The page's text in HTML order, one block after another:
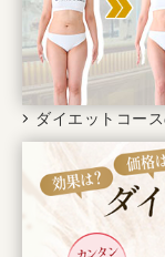
ダイエットコー